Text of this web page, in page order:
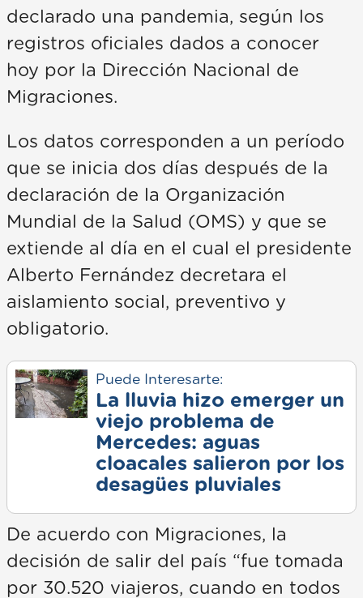
declarado una pandemia, según los
registros oficiales dados a conocer
hoy por la Dirección Nacional de
Migraciones.
Los datos corresponden a un período
que se inicia dos días después de la
declaración de la Organización
Mundial de la Salud (OMS) y que se
extiende al día en el cual el presidente
Alberto Fernández decretara el
aislamiento social, preventivo y
obligatorio.
Puede Interesarte:
La lluvia hizo emerger un
viejo problema de
Mercedes: aguas
cloacales salieron por los
desagües pluviales
De acuerdo con Migraciones, la
decisión de salir del país “fue tomada
por 30.520 viajeros, cuando en todos